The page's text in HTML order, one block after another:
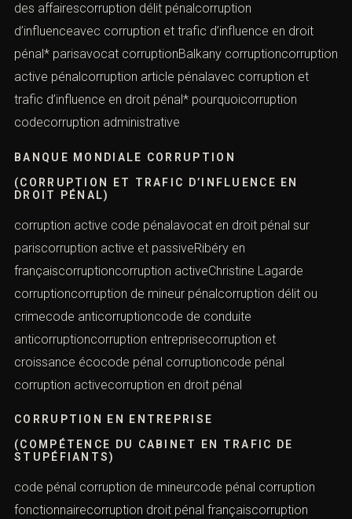
des affairescorruption délit pénalcorruption
d’influenceavec corruption et trafic d’influence en droit
pénal* parisavocat corruptionBalkany corruptioncorruption
active pénalcorruption article pénalavec corruption et
trafic d’influence en droit pénal* pourquoicorruption
codecorruption administrative
BANQUE MONDIALE CORRUPTION
(CORRUPTION ET TRAFIC D’INFLUENCE EN
DROIT PÉNAL)
corruption active code pénalavocat en droit pénal sur
pariscorruption active et passiveRibéry en
françaiscorruptioncorruption activeChristine Lagarde
corruptioncorruption de mineur pénalcorruption délit ou
crimecode anticorruptioncode de conduite
anticorruptioncorruption entreprisecorruption et
croissance écocode pénal corruptioncode pénal
corruption activecorruption en droit pénal
CORRUPTION EN ENTREPRISE
(COMPÉTENCE DU CABINET EN TRAFIC DE
STUPÉFIANTS)
code pénal corruption de mineurcode pénal corruption
fonctionnairecorruption droit pénal françaiscorruption